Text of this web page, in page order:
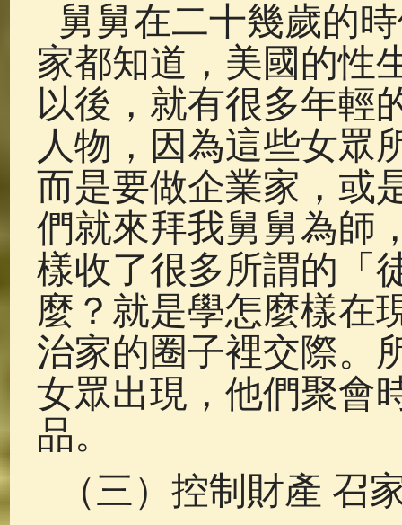
舅舅在二十幾歲的
家都知道，美國的性
以後，就有很多年輕
人物，因為這些女眾
而是要做企業家，或
們就來拜我舅舅為師
樣收了很多所謂的「
麼？就是學怎麼樣在
治家的圈子裡交際。
女眾出現，他們聚會
品。
（三）控制財產 召